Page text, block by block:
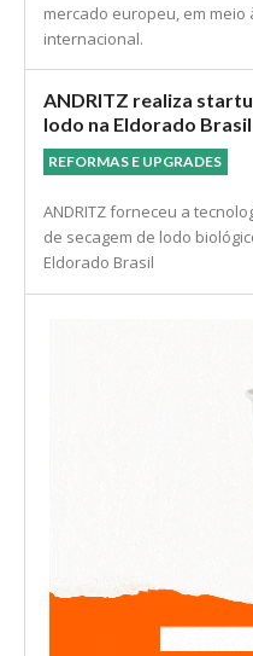
mercado europeu, em
internacional.
ANDRITZ realiza
lodo na Eldorado
REFORMAS E UPGRADES
ANDRITZ forneceu a
de secagem de lodo
Eldorado Brasil